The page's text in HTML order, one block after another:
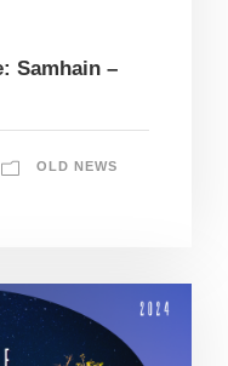
Samhain –
OLD NEWS